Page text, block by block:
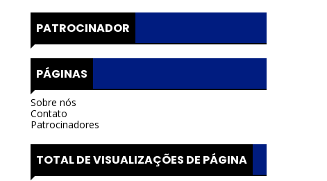
PATROCINADOR
PÁGINAS
Sobre nós
Contato
Patrocinadores
TOTAL DE VISUALIZAÇÕES DE PÁGINA